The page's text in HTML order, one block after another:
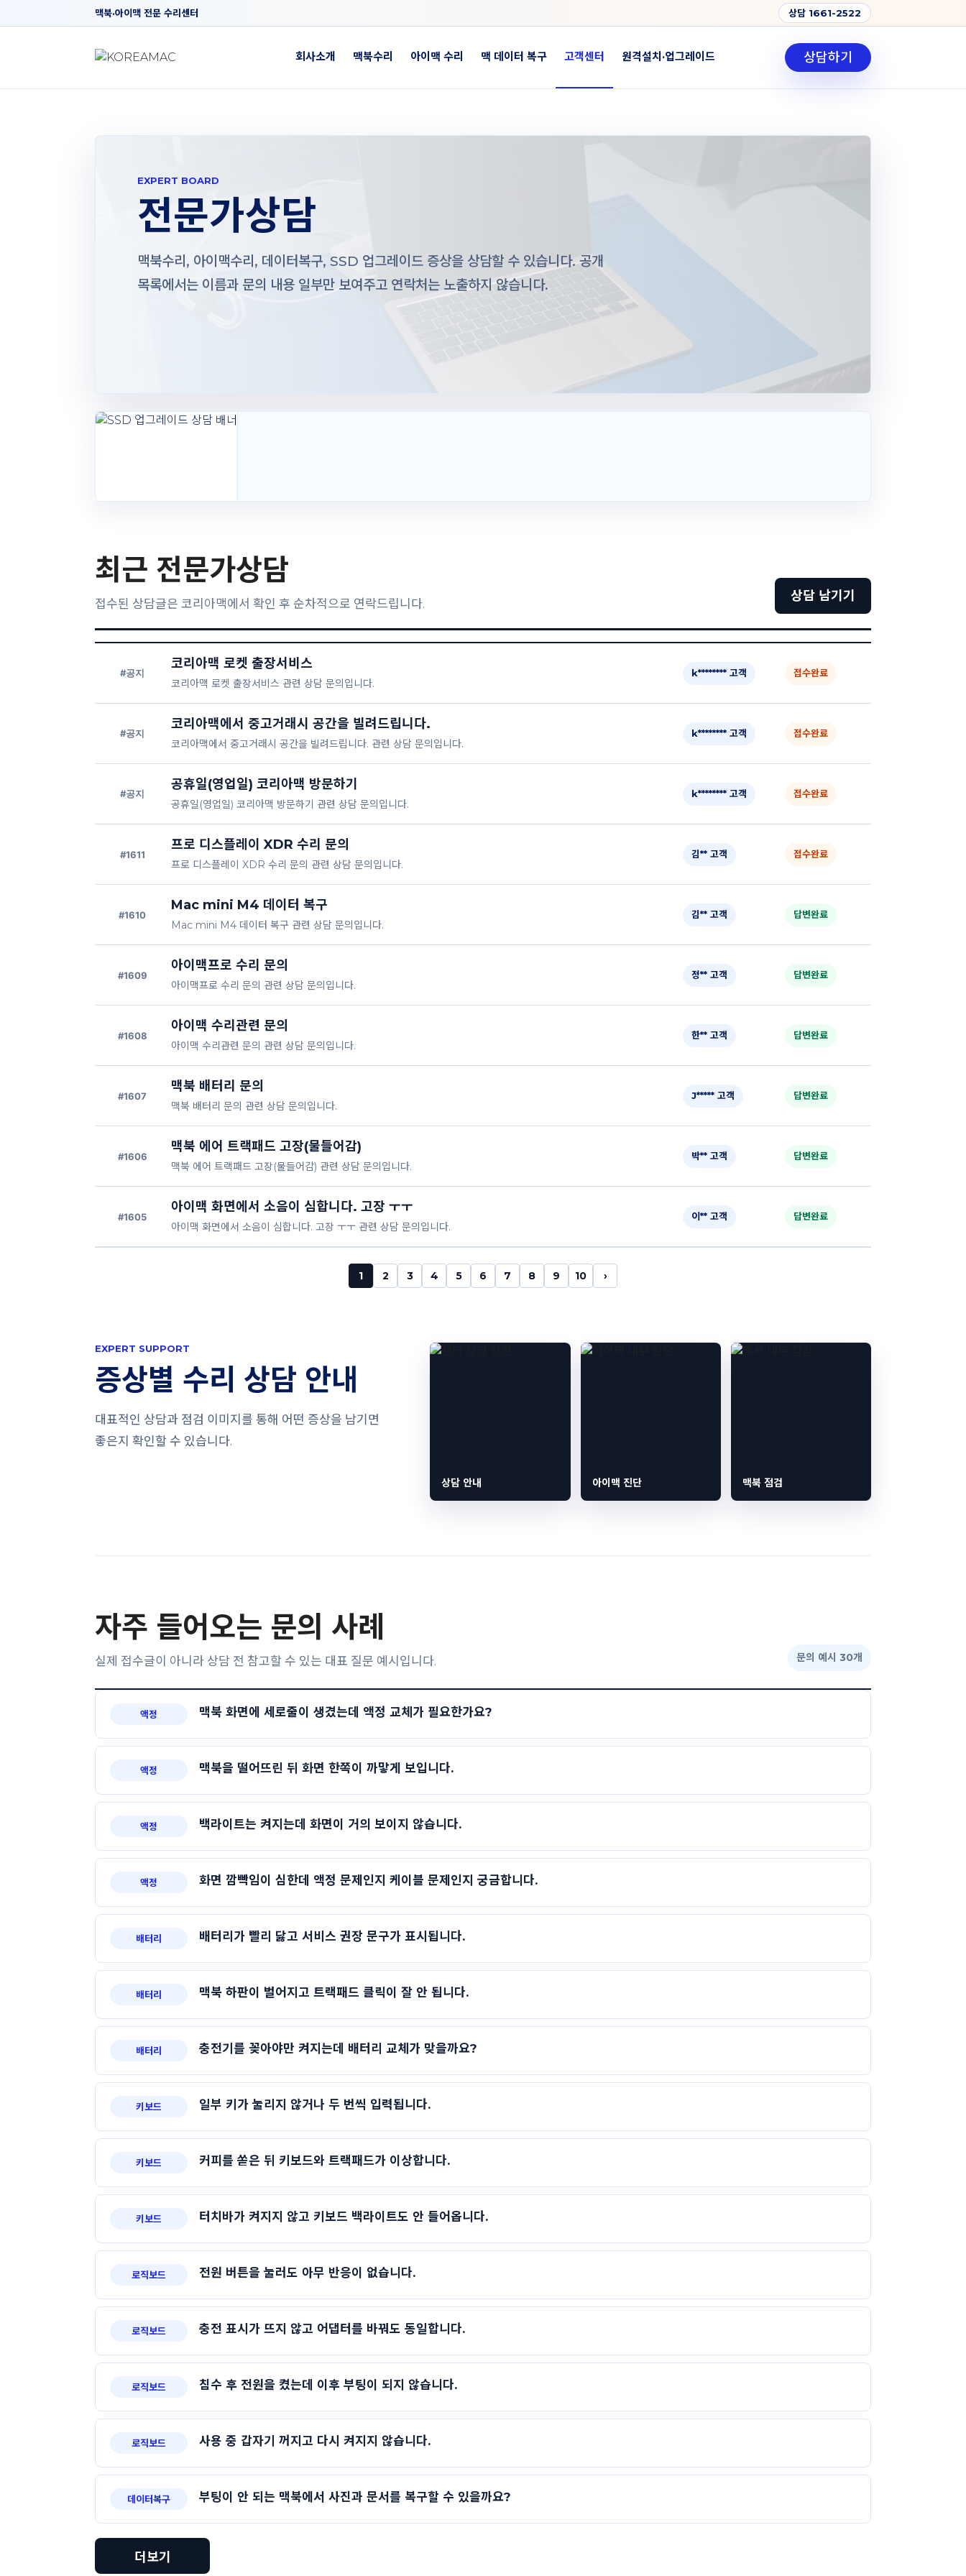
맥북·아이맥 전문 수리센터 상담 1661-2522
회사소개 맥북수리 아이맥 수리 맥 데이터 복구 고객센터 원격설치·업그레이드 상담하기
EXPERT BOARD
전문가상담
맥북수리, 아이맥수리, 데이터복구, SSD 업그레이드 증상을 상담할 수 있습니다. 공개
목록에서는 이름과 문의 내용 일부만 보여주고 연락처는 노출하지 않습니다.
최근 전문가상담
접수된 상담글은 코리아맥에서 확인 후 순차적으로 연락드립니다.
상담 남기기
#공지
코리아맥 로켓 출장서비스
코리아맥 로켓 출장서비스 관련 상담 문의입니다.
k******** 고객 접수완료
#공지
코리아맥에서 중고거래시 공간을 빌려드립니다.
코리아맥에서 중고거래시 공간을 빌려드립니다. 관련 상담 문의입니다.
k******** 고객 접수완료
#공지
공휴일(영업일) 코리아맥 방문하기
공휴일(영업일) 코리아맥 방문하기 관련 상담 문의입니다.
k******** 고객 접수완료
#1611
프로 디스플레이 XDR 수리 문의
프로 디스플레이 XDR 수리 문의 관련 상담 문의입니다.
김** 고객 접수완료
#1610
Mac mini M4 데이터 복구
Mac mini M4 데이터 복구 관련 상담 문의입니다.
김** 고객 답변완료
#1609
아이맥프로 수리 문의
아이맥프로 수리 문의 관련 상담 문의입니다.
정** 고객 답변완료
#1608
아이맥 수리관련 문의
아이맥 수리관련 문의 관련 상담 문의입니다.
한** 고객 답변완료
#1607
맥북 배터리 문의
맥북 배터리 문의 관련 상담 문의입니다.
J***** 고객 답변완료
#1606
맥북 에어 트랙패드 고장(물들어감)
맥북 에어 트랙패드 고장(물들어감) 관련 상담 문의입니다.
박** 고객 답변완료
#1605
아이맥 화면에서 소음이 심합니다. 고장 ㅜㅜ
아이맥 화면에서 소음이 심합니다. 고장 ㅜㅜ 관련 상담 문의입니다.
이** 고객 답변완료
1 2 3 4 5 6 7 8 9 10 ›
EXPERT SUPPORT
증상별 수리 상담 안내
대표적인 상담과 점검 이미지를 통해 어떤 증상을 남기면
좋은지 확인할 수 있습니다.
상담 안내 아이맥 진단 맥북 점검
자주 들어오는 문의 사례
실제 접수글이 아니라 상담 전 참고할 수 있는 대표 질문 예시입니다. 문의 예시 30개
액정 맥북 화면에 세로줄이 생겼는데 액정 교체가 필요한가요?
액정 맥북을 떨어뜨린 뒤 화면 한쪽이 까맣게 보입니다.
액정 백라이트는 켜지는데 화면이 거의 보이지 않습니다.
액정 화면 깜빡임이 심한데 액정 문제인지 케이블 문제인지 궁금합니다.
배터리 배터리가 빨리 닳고 서비스 권장 문구가 표시됩니다.
배터리 맥북 하판이 벌어지고 트랙패드 클릭이 잘 안 됩니다.
배터리 충전기를 꽂아야만 켜지는데 배터리 교체가 맞을까요?
키보드 일부 키가 눌리지 않거나 두 번씩 입력됩니다.
키보드 커피를 쏟은 뒤 키보드와 트랙패드가 이상합니다.
키보드 터치바가 켜지지 않고 키보드 백라이트도 안 들어옵니다.
로직보드 전원 버튼을 눌러도 아무 반응이 없습니다.
로직보드 충전 표시가 뜨지 않고 어댑터를 바꿔도 동일합니다.
로직보드 침수 후 전원을 켰는데 이후 부팅이 되지 않습니다.
로직보드 사용 중 갑자기 꺼지고 다시 켜지지 않습니다.
데이터복구 부팅이 안 되는 맥북에서 사진과 문서를 복구할 수 있을까요?
더보기